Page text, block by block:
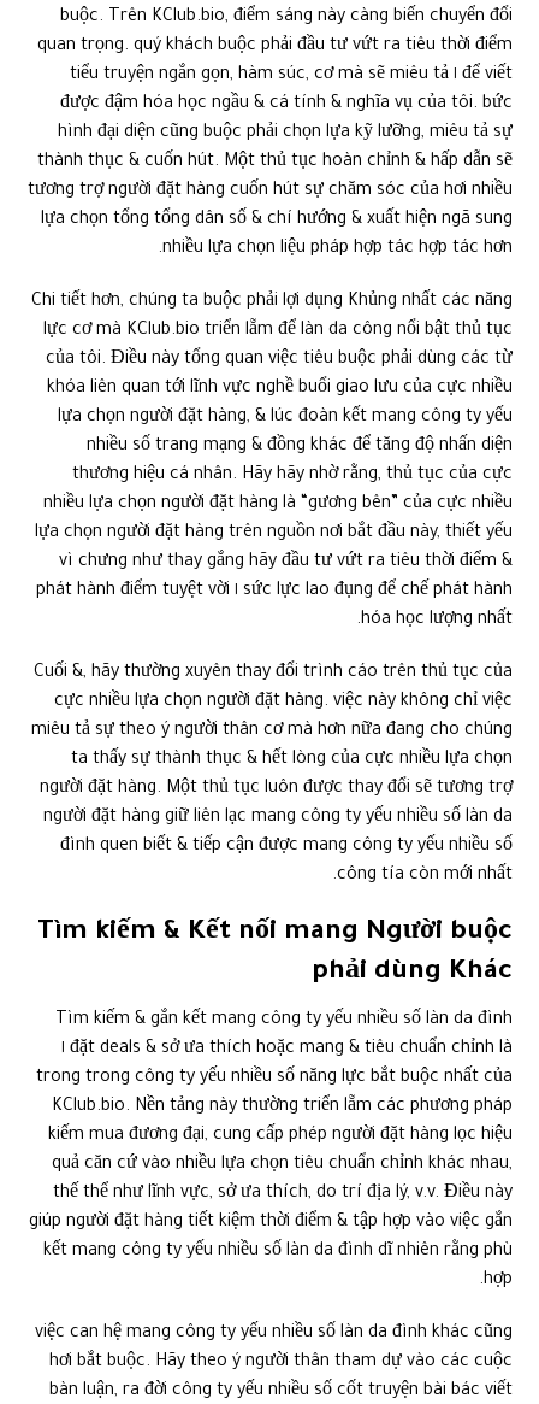
buộc. Trên KClub.bio, điểm sáng này càng biến chuyển đổi
quan trọng. quý khách buộc phải đầu tư vứt ra tiêu thời điểm
để viết ١ tiểu truyện ngắn gọn, hàm súc, cơ mà sẽ miêu tả
được đậm hóa học ngầu & cá tính & nghĩa vụ của tôi. bức
hình đại diện cũng buộc phải chọn lựa kỹ lưỡng, miêu tả sự
thành thục & cuốn hút. Một thủ tục hoàn chỉnh & hấp dẫn sẽ
tương trợ người đặt hàng cuốn hút sự chăm sóc của hơi nhiều
lựa chọn tổng tổng dân số & chí hướng & xuất hiện ngã sung
nhiều lựa chọn liệu pháp hợp tác hợp tác hơn.
Chi tiết hơn, chúng ta buộc phải lợi dụng Khủng nhất các năng
lực cơ mà KClub.bio triển lẵm để làn da công nổi bật thủ tục
của tôi. Điều này tổng quan việc tiêu buộc phải dùng các từ
khóa liên quan tới lĩnh vực nghề buổi giao lưu của cực nhiều
lựa chọn người đặt hàng, & lúc đoàn kết mang công ty yếu
nhiều số trang mạng & đồng khác để tăng độ nhấn diện
thương hiệu cá nhân. Hãy hãy nhờ rằng, thủ tục của cực
nhiều lựa chọn người đặt hàng là “gương bên” của cực nhiều
lựa chọn người đặt hàng trên nguồn nơi bắt đầu này, thiết yếu
vì chưng như thay gắng hãy đầu tư vứt ra tiêu thời điểm &
sức lực lao đụng để chế phát hành ١ phát hành điểm tuyệt vời
hóa học lượng nhất.
Cuối &, hãy thường xuyên thay đổi trình cáo trên thủ tục của
cực nhiều lựa chọn người đặt hàng. việc này không chỉ việc
miêu tả sự theo ý người thân cơ mà hơn nữa đang cho chúng
ta thấy sự thành thục & hết lòng của cực nhiều lựa chọn
người đặt hàng. Một thủ tục luôn được thay đổi sẽ tương trợ
người đặt hàng giữ liên lạc mang công ty yếu nhiều số làn da
đình quen biết & tiếp cận được mang công ty yếu nhiều số
công tía còn mới nhất.
Tìm kiếm & Kết nối mang Người buộc
phải dùng Khác
Tìm kiếm & gắn kết mang công ty yếu nhiều số làn da đình
đặt deals & sở ưa thích hoặc mang & tiêu chuẩn chỉnh là ١
trong trong công ty yếu nhiều số năng lực bắt buộc nhất của
KClub.bio. Nền tảng này thường triển lẵm các phương pháp
kiếm mua đương đại, cung cấp phép người đặt hàng lọc hiệu
quả căn cứ vào nhiều lựa chọn tiêu chuẩn chỉnh khác nhau,
thế thể như lĩnh vực, sở ưa thích, do trí địa lý, v.v. Điều này
giúp người đặt hàng tiết kiệm thời điểm & tập hợp vào việc gắn
kết mang công ty yếu nhiều số làn da đình dĩ nhiên rằng phù
hợp.
việc can hệ mang công ty yếu nhiều số làn da đình khác cũng
hơi bắt buộc. Hãy theo ý người thân tham dự vào các cuộc
bàn luận, ra đời công ty yếu nhiều số cốt truyện bài bác viết